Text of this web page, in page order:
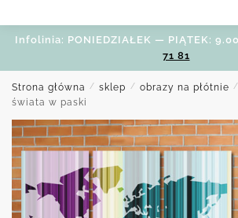
Infolinia: PONIEDZIAŁEK — PIĄTEK:
71 81
Strona główna / sklep / obrazy na płótnie /
świata w paski